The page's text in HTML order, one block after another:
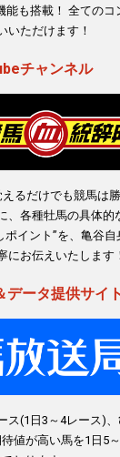
能も搭載！ 全てのコ
いただけます！
チャンネル
えるだけでも競馬は
、各種牡馬の具体的
ポイント”を、亀谷自
にお伝えいたします
データ提供サイト
ス(1日3～4レース)
値が高い馬を1日5